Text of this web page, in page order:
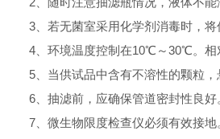
3、若无菌室采用化学剂消毒时，
4、环境温度控制在10℃～30℃。相
5、当供试品中含有不溶性的颗粒
6、抽滤前，应确保管道密封性良好
7、微生物限度检查仪必须有效接地